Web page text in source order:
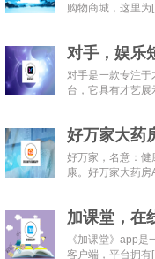
购物商城，这里为
对手是一款专注
台，它具有才艺展
好万家，名意：健
康。好万家大药房
《加课堂》app
客户端，平台拥有